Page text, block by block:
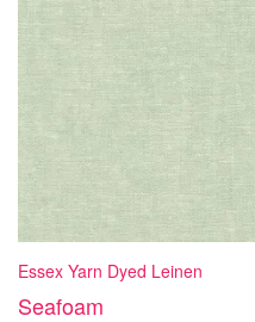
Essex Yarn Dyed Leinen
Seafoam